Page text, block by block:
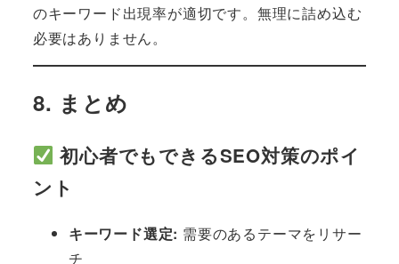
のキーワード出現率が適切です。無理に詰め込む
必要はありません。
8. まとめ
初心者でもできるSEO対策のポイ
ント
キーワード選定: 需要のあるテーマをリサー
チ